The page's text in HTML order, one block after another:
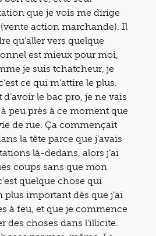
que je vois me dirige
action marchande). Il
qu’aller vers quelque
est mieux pour moi,
je suis tchatcheur, je
ce qui m’attire le plus.
d’avoir le bac pro, je ne vais
à peu près à ce moment que
de rue. Ça commençait
la tête parce que j’avais
là-dedans, alors j’ai
coups sans que mon
quelque chose qui
plus important dès que j’ai
à feu, et que je commence
des choses dans l’illicite.